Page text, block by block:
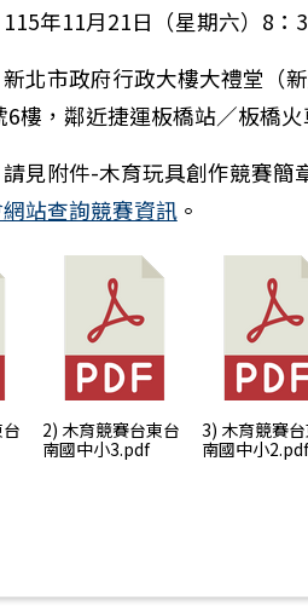
及學前教育署辦理115年度
年11月21日（星期六）8：
北市政府行政大樓大禮堂（
樓，鄰近捷運板橋站／板橋火
見附件-木育玩具創作競賽簡
站查詢競賽資訊。
2) 木育競賽台東台
南國中小3.pdf
3) 木育競賽
南國中小2.pdf